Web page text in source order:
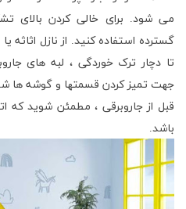
می شود. برای خالی کردن
گسترده استفاده کنید. از نازل اثاثه
تا دچار ترک خوردگی ، لبه های
جهت تمیز کردن قسمتها و گوشه ها
قبل از جاروبرقی ، مطمئن شوید که
باشد.